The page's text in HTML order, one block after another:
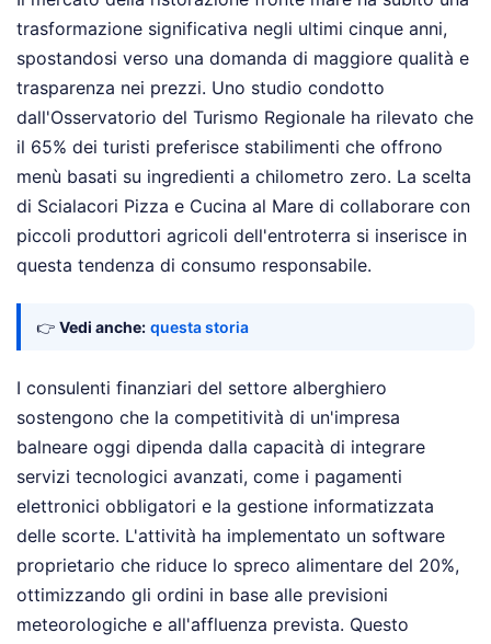
trasformazione significativa negli ultimi cinque anni,
spostandosi verso una domanda di maggiore qualità e
trasparenza nei prezzi. Uno studio condotto
dall'Osservatorio del Turismo Regionale ha rilevato che
il 65% dei turisti preferisce stabilimenti che offrono
menù basati su ingredienti a chilometro zero. La scelta
di Scialacori Pizza e Cucina al Mare di collaborare con
piccoli produttori agricoli dell'entroterra si inserisce in
questa tendenza di consumo responsabile.
👉 Vedi anche: questa storia
I consulenti finanziari del settore alberghiero
sostengono che la competitività di un'impresa
balneare oggi dipenda dalla capacità di integrare
servizi tecnologici avanzati, come i pagamenti
elettronici obbligatori e la gestione informatizzata
delle scorte. L'attività ha implementato un software
proprietario che riduce lo spreco alimentare del 20%,
ottimizzando gli ordini in base alle previsioni
meteorologiche e all'affluenza prevista. Questo